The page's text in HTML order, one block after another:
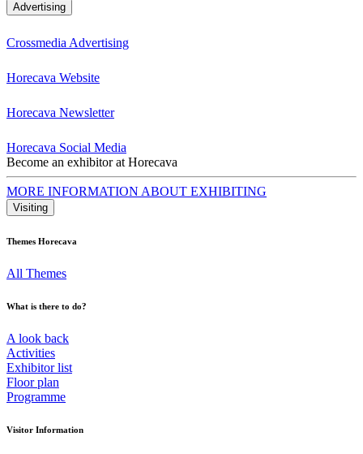
Advertising
Crossmedia Advertising
Horecava Website
Horecava Newsletter
Horecava Social Media
Become an exhibitor at Horecava
MORE INFORMATION ABOUT EXHIBITING
Visiting
Themes Horecava
All Themes
What is there to do?
A look back
Activities
Exhibitor list
Floor plan
Programme
Visitor Information